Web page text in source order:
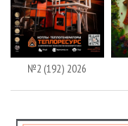
№2 (192) 2026